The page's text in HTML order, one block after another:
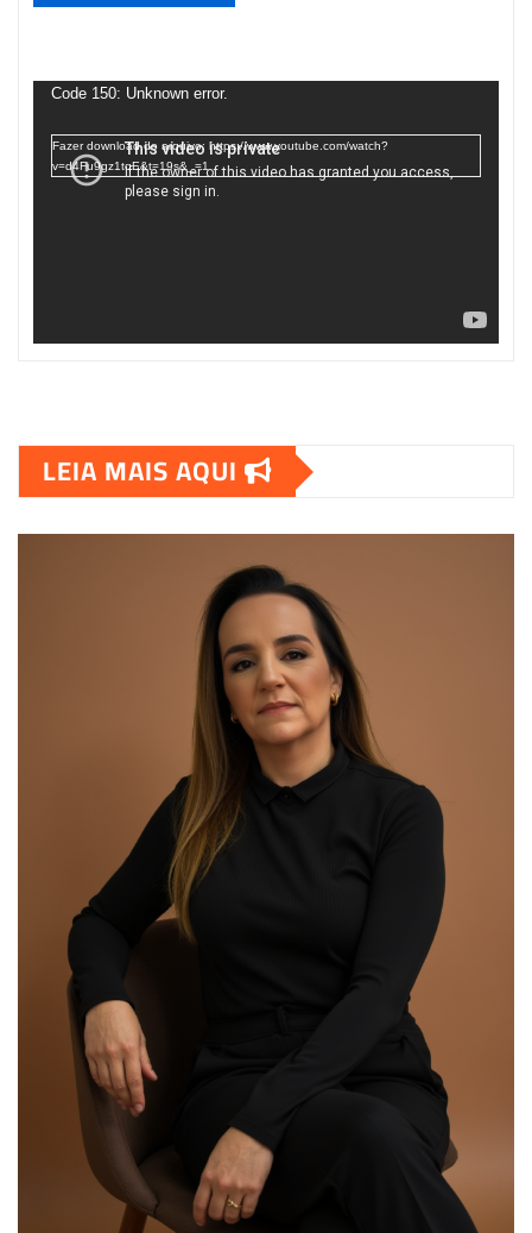
deCode 150: Unknown error.
Fazer download do arquivo: https://www.youtube.com/watch?
v=d4Fu9gz1tqE&t=19s&_=1
00:00
LEIA MAIS AQUI